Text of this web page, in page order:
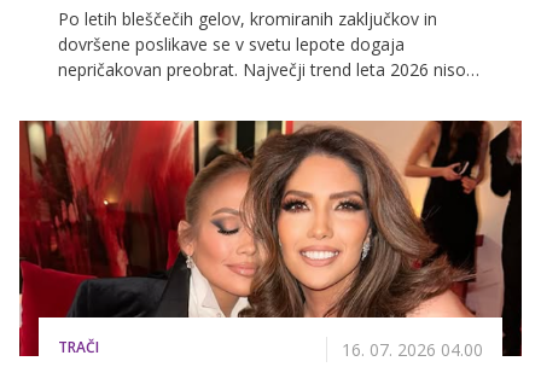
Po letih bleščečih gelov, kromiranih zaključkov in
dovršene poslikave se v svetu lepote dogaja
nepričakovan preobrat. Največji trend leta 2026 niso
nohti, z nežnim nude lakom, prosojnim sijajem ali
celo brez laka.
TRAČI 16. 07. 2026 04.00